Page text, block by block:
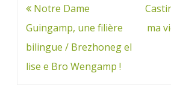
Navigation
de
l’article
Notre Dame
Guingamp, une filière
bilingue / Brezhoneg el
lise e Bro Wengamp !
ma